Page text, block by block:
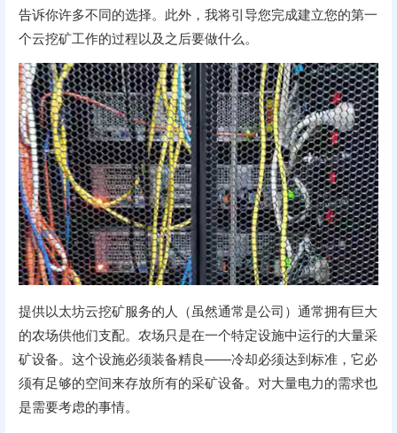
告诉你许多不同的选择。此外，我将引导您完成建立您的第一
个云挖矿工作的过程以及之后要做什么。
提供以太坊云挖矿服务的人（虽然通常是公司）通常拥有巨大
的农场供他们支配。农场只是在一个特定设施中运行的大量采
矿设备。这个设施必须装备精良——冷却必须达到标准，它必
须有足够的空间来存放所有的采矿设备。对大量电力的需求也
是需要考虑的事情。